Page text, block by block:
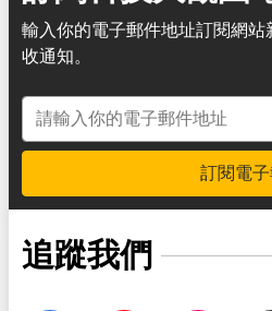
輸入你的電子郵件地址訂閱網
收通知。
電子郵件地址
訂閱電子
追蹤我們